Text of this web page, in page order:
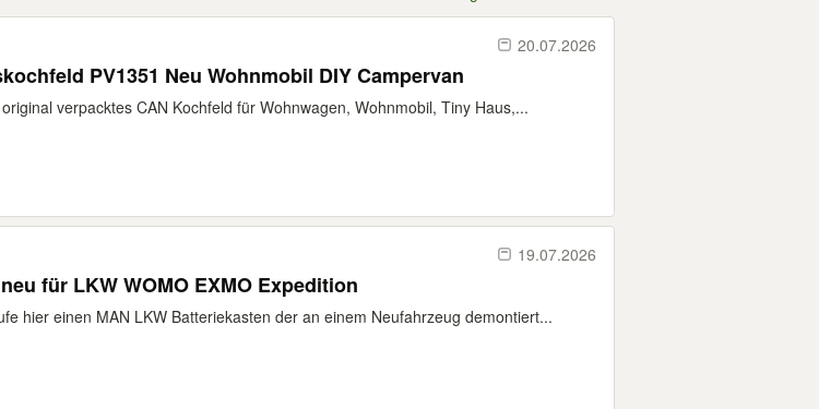
20.07.2026
PV1351 Neu Wohnmobil DIY Campervan
verpacktes CAN Kochfeld für Wohnwagen, Wohnmobil, Tiny Haus,...
19.07.2026
für LKW WOMO EXMO Expedition
hier einen MAN LKW Batteriekasten der an einem Neufahrzeug demontiert...